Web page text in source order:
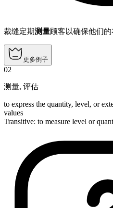
裁缝定期测量顾客以确保他们的
更多例子
02
测量, 评估
to express the quantity, level, or
values
Transitive: to measure level or